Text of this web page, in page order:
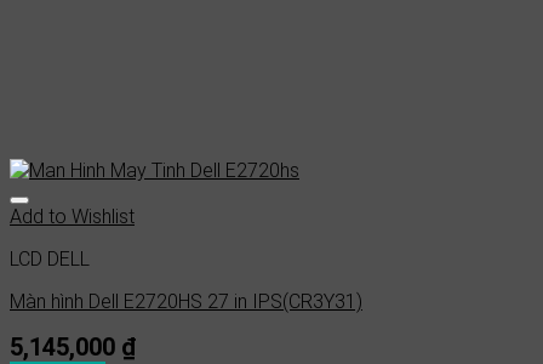
Add to Wishlist
LCD DELL
Màn hình Dell E2720HS 27 in IPS(CR3Y31)
5,145,000 ₫